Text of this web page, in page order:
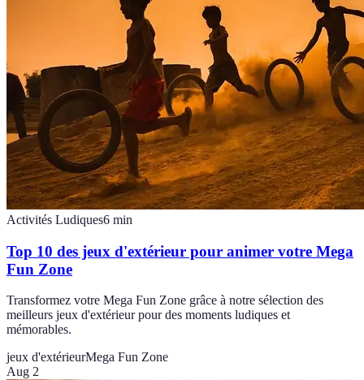
Activités Ludiques6 min
Top 10 des jeux d'extérieur pour animer votre Mega
Fun Zone
Transformez votre Mega Fun Zone grâce à notre sélection des
meilleurs jeux d'extérieur pour des moments ludiques et
mémorables.
jeux d'extérieurMega Fun Zone
Aug 2